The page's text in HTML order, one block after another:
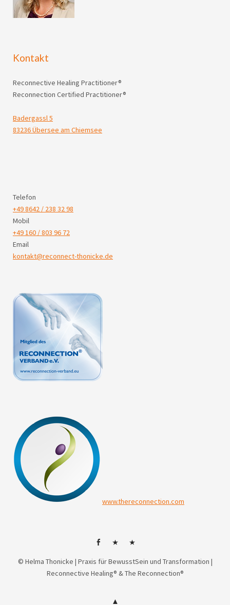
Kontakt
Reconnective Healing Practitioner®
Reconnection Certified Practitioner®
Badergassl 5
83236 Übersee am Chiemsee
Telefon
+49 8642 / 238 32 98
Mobil
+49 160 / 803 96 72
Email
kontakt@reconnect-thonicke.de
www.thereconnection.com
facebokHP Mail
© Helma Thonicke | Praxis für BewusstSein und Transformation |
Reconnective Healing® & The Reconnection®